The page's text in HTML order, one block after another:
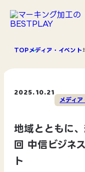
TOPメディア・イベント
2025.10.21
メディア
地域とともに
回 中信ビジネ
ト